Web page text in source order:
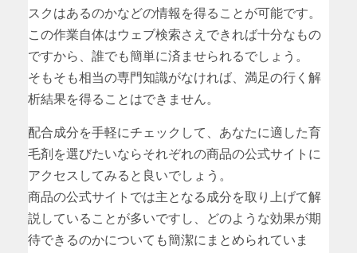
スクはあるのかなどの情報を得ることが可能です。
この作業自体はウェブ検索さえできれば十分なもの
ですから、誰でも簡単に済ませられるでしょう。
そもそも相当の専門知識がなければ、満足の行く解
析結果を得ることはできません。
配合成分を手軽にチェックして、あなたに適した育
毛剤を選びたいならそれぞれの商品の公式サイトに
アクセスしてみると良いでしょう。
商品の公式サイトでは主となる成分を取り上げて解
説していることが多いですし、どのような効果が期
待できるのかについても簡潔にまとめられていま